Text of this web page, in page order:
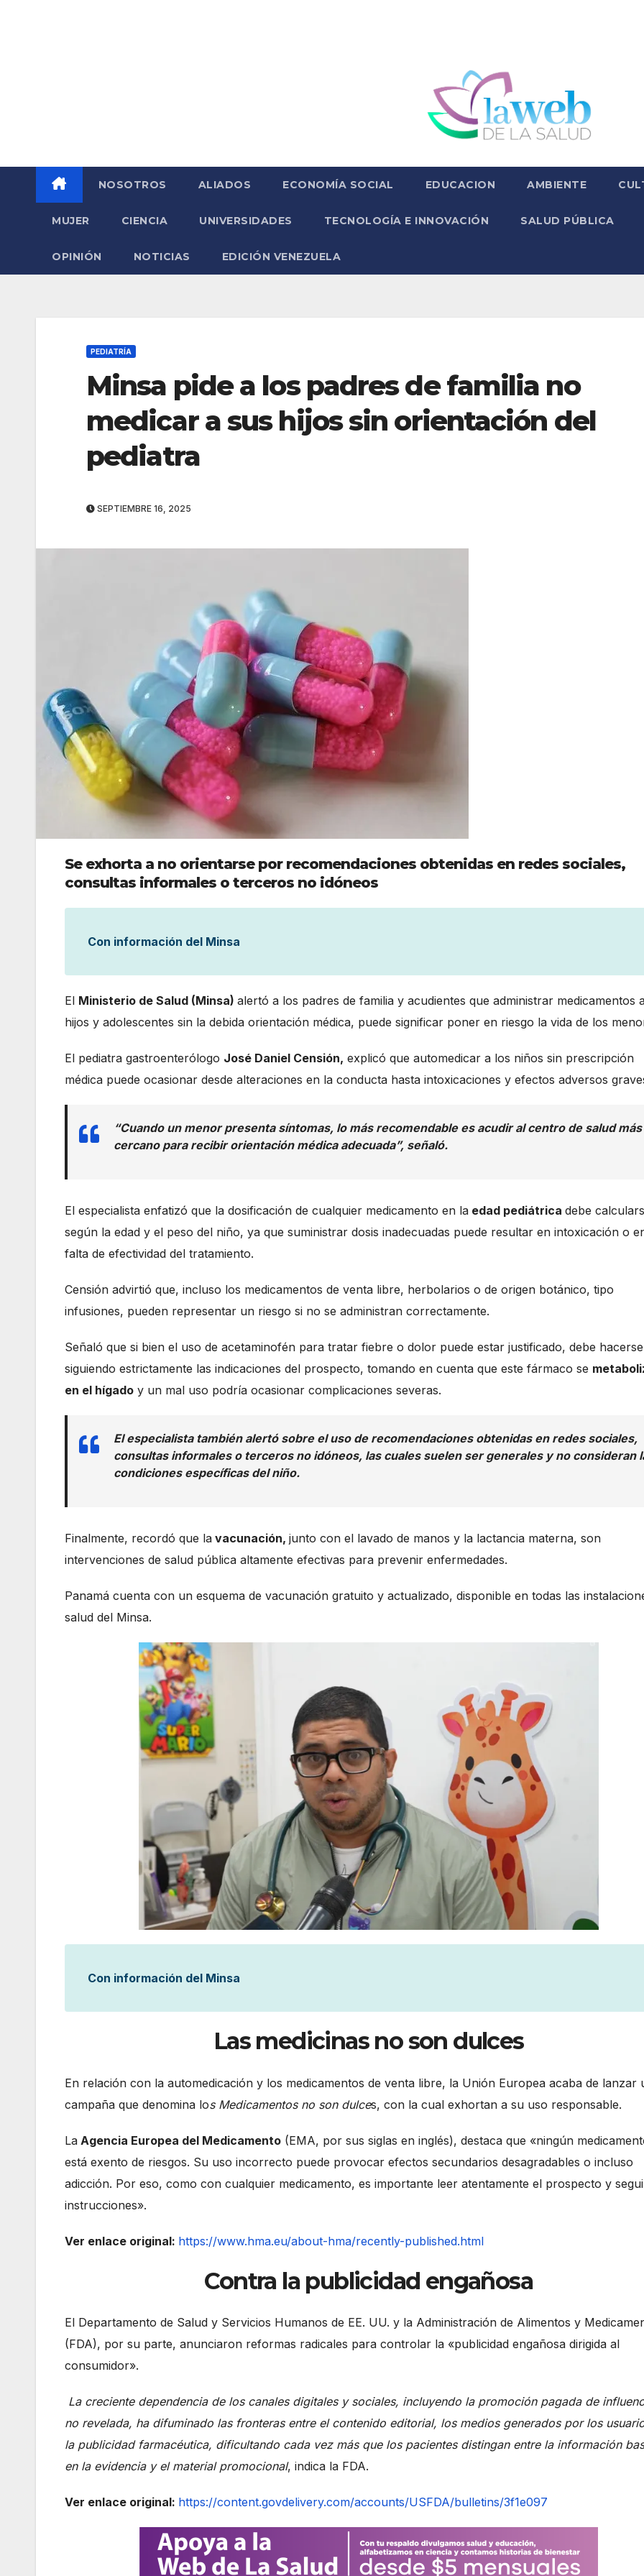
NOSOTROS ALIADOS ECONOMÍA SOCIAL EDUCACION AMBIENTE
MUJER CIENCIA UNIVERSIDADES TECNOLOGÍA E INNOVACIÓN SALUD PÚBLICA
OPINIÓN NOTICIAS EDICIÓN VENEZUELA
PEDIATRÍA
Minsa pide a los padres de familia no
medicar a sus hijos sin orientación del
pediatra
SEPTIEMBRE 16, 2025
Se exhorta a no orientarse por recomendaciones obtenidas en redes sociales,
consultas informales o terceros no idóneos
Con información del Minsa
El Ministerio de Salud (Minsa) alertó a los padres de familia y acudientes que administrar medicamentos
hijos y adolescentes sin la debida orientación médica, puede significar poner en riesgo la vida de los
El pediatra gastroenterólogo José Daniel Censión, explicó que automedicar a los niños sin prescripción
médica puede ocasionar desde alteraciones en la conducta hasta intoxicaciones y efectos adversos
“Cuando un menor presenta síntomas, lo más recomendable es acudir al centro de salud más
cercano para recibir orientación médica adecuada”, señaló.
El especialista enfatizó que la dosificación de cualquier medicamento en la edad pediátrica debe
según la edad y el peso del niño, ya que suministrar dosis inadecuadas puede resultar en intoxicación o
falta de efectividad del tratamiento.
Censión advirtió que, incluso los medicamentos de venta libre, herbolarios o de origen botánico, tipo
infusiones, pueden representar un riesgo si no se administran correctamente.
Señaló que si bien el uso de acetaminofén para tratar fiebre o dolor puede estar justificado, debe hacerse
siguiendo estrictamente las indicaciones del prospecto, tomando en cuenta que este fármaco se
en el hígado y un mal uso podría ocasionar complicaciones severas.
El especialista también alertó sobre el uso de recomendaciones obtenidas en redes sociales,
consultas informales o terceros no idóneos, las cuales suelen ser generales y no consideran
condiciones específicas del niño.
Finalmente, recordó que la vacunación, junto con el lavado de manos y la lactancia materna, son
intervenciones de salud pública altamente efectivas para prevenir enfermedades.
Panamá cuenta con un esquema de vacunación gratuito y actualizado, disponible en todas las
salud del Minsa.
Con información del Minsa
Las medicinas no son dulces
En relación con la automedicación y los medicamentos de venta libre, la Unión Europea acaba de lanzar
campaña que denomina los Medicamentos no son dulces, con la cual exhortan a su uso responsable.
La Agencia Europea del Medicamento (EMA, por sus siglas en inglés), destaca que «ningún
está exento de riesgos. Su uso incorrecto puede provocar efectos secundarios desagradables o incluso
adicción. Por eso, como con cualquier medicamento, es importante leer atentamente el prospecto y
instrucciones».
Ver enlace original: https://www.hma.eu/about-hma/recently-published.html
Contra la publicidad engañosa
El Departamento de Salud y Servicios Humanos de EE. UU. y la Administración de Alimentos y
(FDA), por su parte, anunciaron reformas radicales para controlar la «publicidad engañosa dirigida al
consumidor».
La creciente dependencia de los canales digitales y sociales, incluyendo la promoción pagada de
no revelada, ha difuminado las fronteras entre el contenido editorial, los medios generados por los
la publicidad farmacéutica, dificultando cada vez más que los pacientes distingan entre la información
en la evidencia y el material promocional, indica la FDA.
Ver enlace original: https://content.govdelivery.com/accounts/USFDA/bulletins/3f1e097